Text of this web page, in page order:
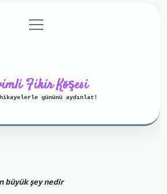
Gizlilik Politikası
menüyü
aç
Fikir Köşesi
gününü aydınlat!
büyük şey nedir